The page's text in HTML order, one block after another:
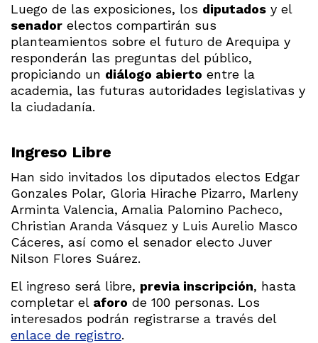
Luego de las exposiciones, los diputados y el
senador electos compartirán sus
planteamientos sobre el futuro de Arequipa y
responderán las preguntas del público,
propiciando un diálogo abierto entre la
academia, las futuras autoridades legislativas y
la ciudadanía.
Ingreso Libre
Han sido invitados los diputados electos Edgar
Gonzales Polar, Gloria Hirache Pizarro, Marleny
Arminta Valencia, Amalia Palomino Pacheco,
Christian Aranda Vásquez y Luis Aurelio Masco
Cáceres, así como el senador electo Juver
Nilson Flores Suárez.
El ingreso será libre, previa inscripción, hasta
completar el aforo de 100 personas. Los
interesados podrán registrarse a través del
enlace de registro.